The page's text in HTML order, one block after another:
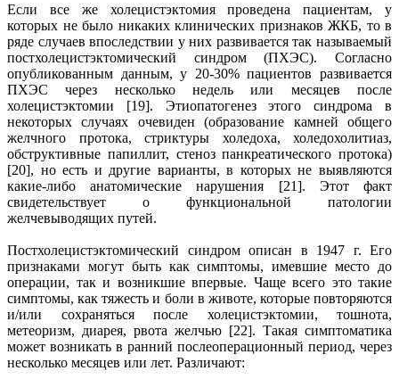
Если все же холецистэктомия проведена пациентам, у
которых не было никаких клинических признаков ЖКБ, то в
ряде случаев впоследствии у них развивается так называемый
постхолецистэктомический синдром (ПХЭС). Согласно
опубликованным данным, у 20-30% пациентов развивается
ПХЭС через несколько недель или месяцев после
холецистэктомии [19]. Этиопатогенез этого синдрома в
некоторых случаях очевиден (образование камней общего
желчного протока, стриктуры холедоха, холедохолитиаз,
обструктивные папиллит, стеноз панкреатического протока)
[20], но есть и другие варианты, в которых не выявляются
какие-либо анатомические нарушения [21]. Этот факт
свидетельствует о функциональной патологии
желчевыводящих путей.
Постхолецистэктомический синдром описан в 1947 г. Его
признаками могут быть как симптомы, имевшие место до
операции, так и возникшие впервые. Чаще всего это такие
симптомы, как тяжесть и боли в животе, которые повторяются
и/или сохраняться после холецистэктомии, тошнота,
метеоризм, диарея, рвота желчью [22]. Такая симптоматика
может возникать в ранний послеоперационный период, через
несколько месяцев или лет. Различают: